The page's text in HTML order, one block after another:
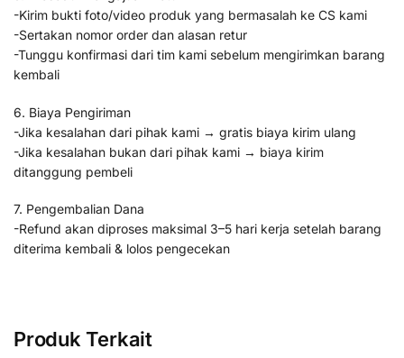
-Kirim bukti foto/video produk yang bermasalah ke CS kami
-Sertakan nomor order dan alasan retur
-Tunggu konfirmasi dari tim kami sebelum mengirimkan barang
kembali
6. Biaya Pengiriman
-Jika kesalahan dari pihak kami → gratis biaya kirim ulang
-Jika kesalahan bukan dari pihak kami → biaya kirim
ditanggung pembeli
7. Pengembalian Dana
-Refund akan diproses maksimal 3–5 hari kerja setelah barang
diterima kembali & lolos pengecekan
Produk Terkait